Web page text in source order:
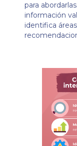
para
información
identifica